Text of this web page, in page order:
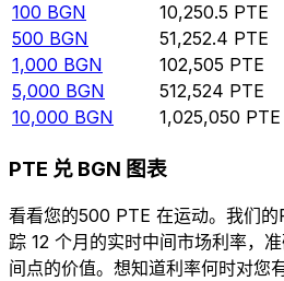
100 BGN 10,250.5 PTE
500 BGN 51,252.4 PTE
1,000 BGN 102,505 PTE
5,000 BGN 512,524 PTE
10,000 BGN 1,025,050 PTE
PTE 兑 BGN 图表
看看您的500 PTE 在运动。我们
踪 12 个月的实时中间市场利率，
间点的价值。想知道利率何时对您